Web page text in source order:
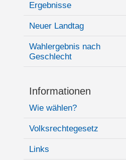
Ergebnisse
Neuer Landtag
Wahlergebnis nach
Geschlecht
Informationen
Wie wählen?
Volksrechtegesetz
Links